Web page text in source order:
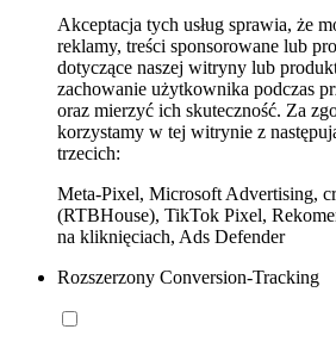
Akceptacja tych usług sprawia, że
reklamy, treści sponsorowane lub
dotyczące naszej witryny lub
zachowanie użytkownika podczas
oraz mierzyć ich skuteczność. Za
korzystamy w tej witrynie z
trzecich:
Meta-Pixel, Microsoft Advertising,
(RTBHouse), TikTok Pixel,
na kliknięciach, Ads Defender
Rozszerzony Conversion-Tracking